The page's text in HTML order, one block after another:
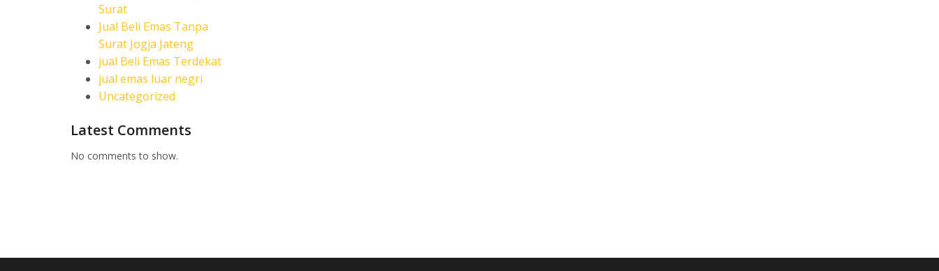
Surat
Jual Beli Emas Tanpa
Surat Jogja Jateng
jual Beli Emas Terdekat
jual emas luar negri
Uncategorized
Latest Comments
No comments to show.